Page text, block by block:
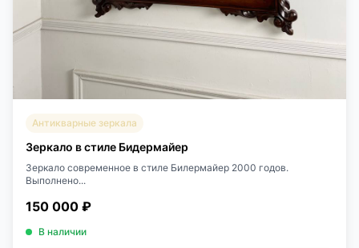
Антикварные зеркала
Зеркало в стиле Бидермайер
Зеркало современное в стиле Билермайер 2000 годов.
Выполнено...
150 000 ₽
В наличии